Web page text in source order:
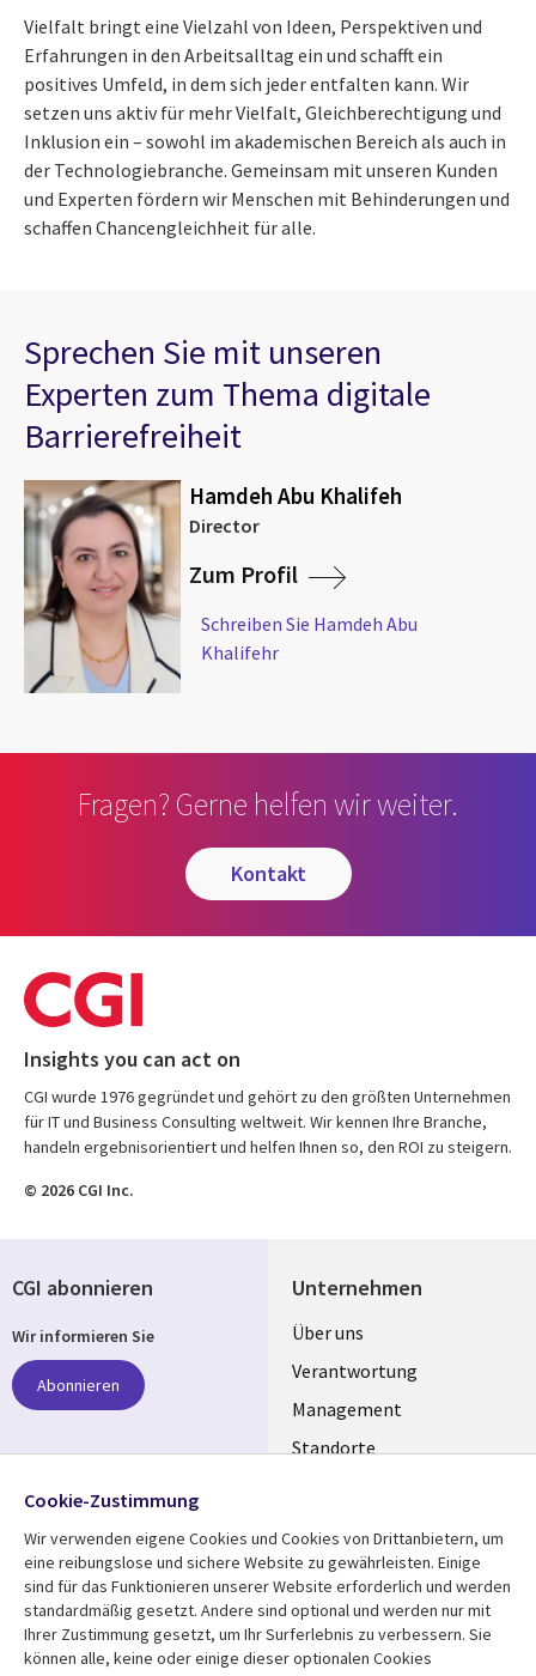
Vielfalt bringt eine Vielzahl von Ideen, Perspektiven und
Erfahrungen in den Arbeitsalltag ein und schafft ein
positives Umfeld, in dem sich jeder entfalten kann. Wir
setzen uns aktiv für mehr Vielfalt, Gleichberechtigung und
Inklusion ein – sowohl im akademischen Bereich als auch in
der Technologiebranche. Gemeinsam mit unseren Kunden
und Experten fördern wir Menschen mit Behinderungen und
schaffen Chancengleichheit für alle.
Sprechen Sie mit unseren
Experten zum Thema digitale
Barrierefreiheit
Hamdeh Abu Khalifeh
Director
Zum Profil
Schreiben Sie Hamdeh Abu
Khalifehr
Fragen? Gerne helfen wir weiter.
kontakt
Insights you can act on
CGI wurde 1976 gegründet und gehört zu den größten Unternehmen
für IT und Business Consulting weltweit. Wir kennen Ihre Branche,
handeln ergebnisorientiert und helfen Ihnen so, den ROI zu steigern.
© 2026 CGI Inc.
Unternehmen
Useful
links
GERMANY
Über uns
Verantwortung
Management
Standorte
Mediathek Rechtliches
CGI abonnieren
Wir informieren Sie
Abonnieren
Folgen Sie uns
Social
Media
GERMANY
Cookie-Zustimmung
Wir verwenden eigene Cookies und Cookies von Drittanbietern, um
eine reibungslose und sichere Website zu gewährleisten. Einige
sind für das Funktionieren unserer Website erforderlich und werden
standardmäßig gesetzt. Andere sind optional und werden nur mit
Ihrer Zustimmung gesetzt, um Ihr Surferlebnis zu verbessern. Sie
können alle, keine oder einige dieser optionalen Cookies